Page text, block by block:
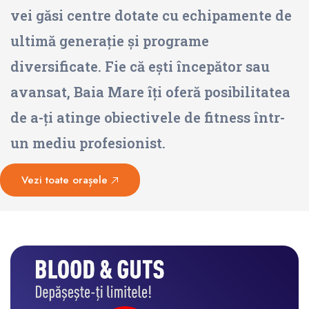
vei găsi centre dotate cu echipamente de
ultimă generație și programe
diversificate. Fie că ești începător sau
avansat, Baia Mare îți oferă posibilitatea
de a-ți atinge obiectivele de fitness într-
un mediu profesionist.
Vezi toate orașele